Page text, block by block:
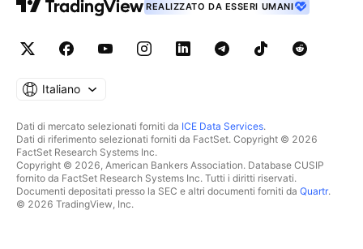
REALIZZATO DA ESSERI UMANI
Italiano
Dati di mercato selezionati forniti da ICE Data Services.
Dati di riferimento selezionati forniti da FactSet. Copyright © 2026
FactSet Research Systems Inc.
Copyright © 2026, American Bankers Association. Database CUSIP
fornito da FactSet Research Systems Inc. Tutti i diritti riservati.
Documenti depositati presso la SEC e altri documenti forniti da Quartr.
© 2026 TradingView, Inc.